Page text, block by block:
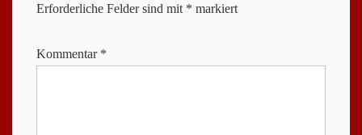
Erforderliche Felder sind mit * markiert
Kommentar *